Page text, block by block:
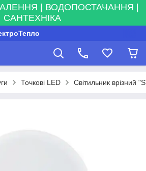
| ВОДОПОСТАЧАННЯ |
САНТЕХНІКА
Точкові LED Світильник врізний